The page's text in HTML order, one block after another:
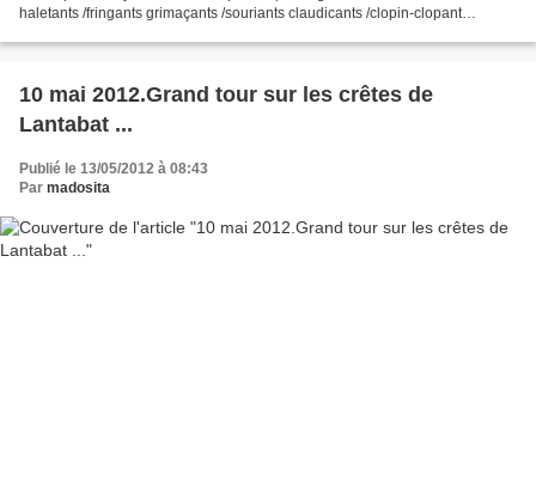
haletants /fringants grimaçants /souriants claudicants /clopin-clopant
10 mai 2012.Grand tour sur les crêtes de
Lantabat ...
Publié le 13/05/2012 à 08:43
Par madosita